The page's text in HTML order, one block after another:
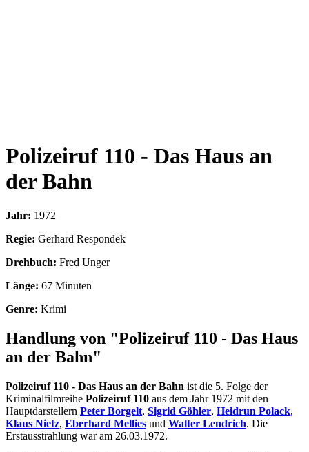
Polizeiruf 110 - Das Haus an
der Bahn
Jahr: 1972
Regie: Gerhard Respondek
Drehbuch: Fred Unger
Länge: 67 Minuten
Genre: Krimi
Handlung von "Polizeiruf 110 - Das Haus
an der Bahn"
Polizeiruf 110 - Das Haus an der Bahn ist die 5. Folge der
Kriminalfilmreihe Polizeiruf 110 aus dem Jahr 1972 mit den
Hauptdarstellern Peter Borgelt, Sigrid Göhler, Heidrun Polack,
Klaus Nietz, Eberhard Mellies und Walter Lendrich. Die
Erstausstrahlung war am 26.03.1972.